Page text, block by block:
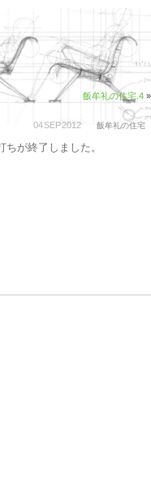
飯牟礼の住宅.4 »
04SEP2012 飯牟礼の住宅
が終了しました。